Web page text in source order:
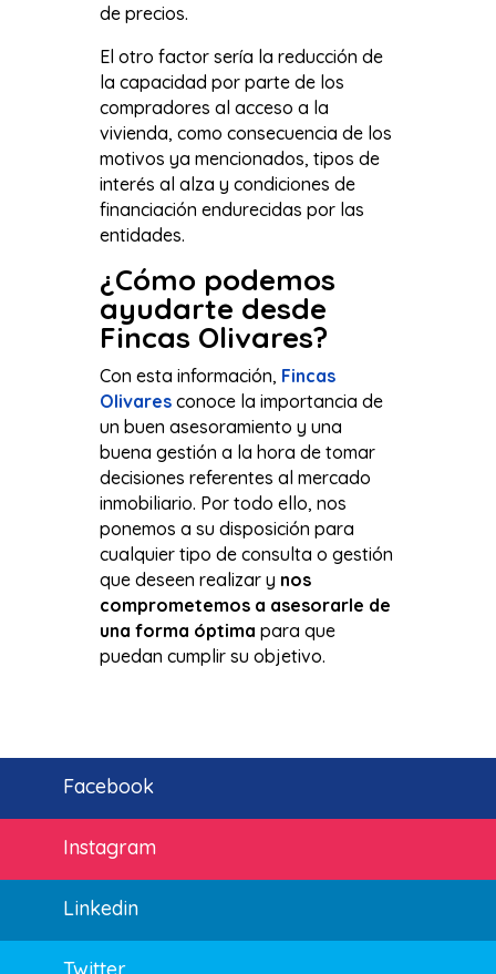
de precios.
El otro factor sería la reducción de
la capacidad por parte de los
compradores al acceso a la
vivienda, como consecuencia de los
motivos ya mencionados, tipos de
interés al alza y condiciones de
financiación endurecidas por las
entidades.
¿Cómo podemos
ayudarte desde
Fincas Olivares?
Con esta información, Fincas
Olivaresconoce la importancia de
un buen asesoramiento y una
buena gestión a la hora de tomar
decisiones referentes al mercado
inmobiliario. Por todo ello, nos
ponemos a su disposición para
cualquier tipo de consulta o gestión
que deseen realizar y nos
comprometemos a asesorarle de
una forma óptima para que
puedan cumplir su objetivo.
Facebook
Instagram
Linkedin
Twitter